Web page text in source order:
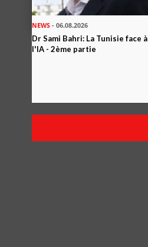
NEWS - 06.08.2026
Dr Sami Bahri: La Tunisie face à
l'IA - 2ème partie